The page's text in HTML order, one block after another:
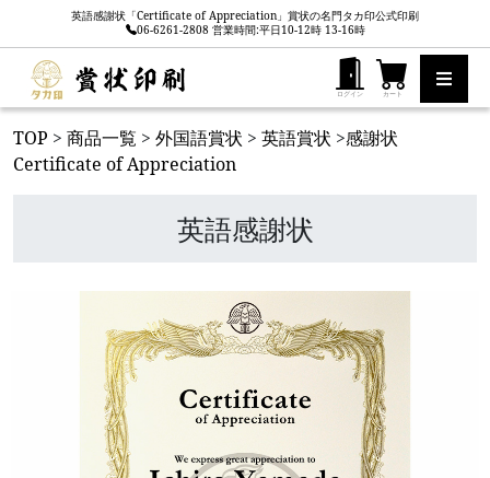
英語感謝状「Certificate of Appreciation」賞状の名門タカ印公式印刷
06-6261-2808 営業時間:平日10-12時 13-16時
ログイン カート
TOP > 商品一覧 > 外国語賞状 > 英語賞状 >感謝状
Certificate of Appreciation
英語感謝状